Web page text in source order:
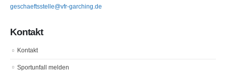
geschaeftsstelle@vfr-garching.de
Kontakt
Kontakt
Sportunfall melden